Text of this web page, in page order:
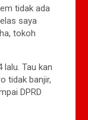
tidak ada
saya
tokoh
Tau kan
tidak banjir,
DPRD